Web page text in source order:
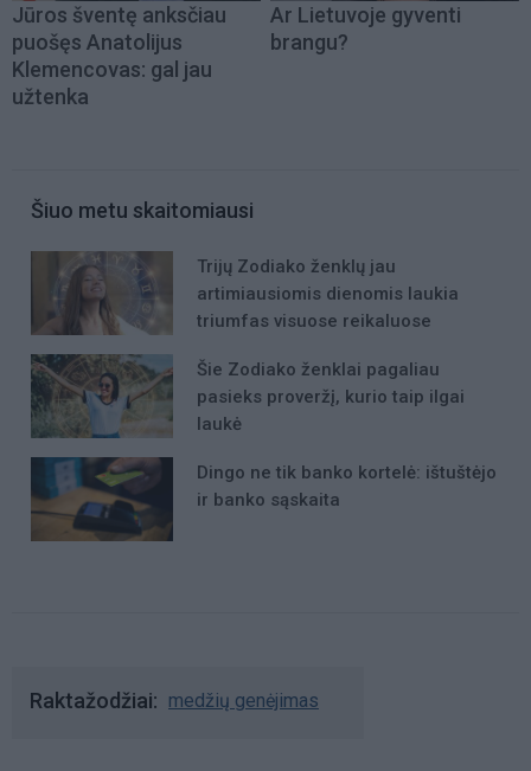
Jūros šventę anksčiau
puošęs Anatolijus
Klemencovas: gal jau
užtenka
Ar Lietuvoje gyventi
brangu?
Šiuo metu skaitomiausi
Trijų Zodiako ženklų jau
artimiausiomis dienomis laukia
triumfas visuose reikaluose
Šie Zodiako ženklai pagaliau
pasieks proveržį, kurio taip ilgai
laukė
Dingo ne tik banko kortelė: ištuštėjo
ir banko sąskaita
Raktažodžiai medžių genėjimas